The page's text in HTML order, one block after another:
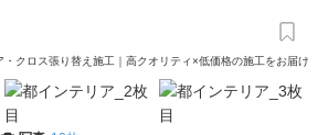
クロス張り替え施工｜高クオリティ×低価格の施工をお届け